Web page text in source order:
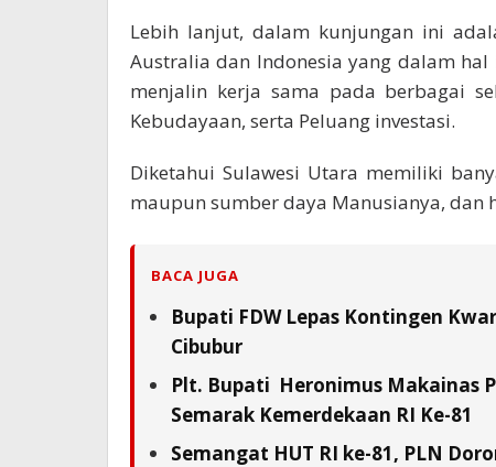
Lebih lanjut, dalam kunjungan ini
Australia dan Indonesia yang dalam
menjalin kerja sama pada berbagai
Kebudayaan, serta Peluang investasi.
Diketahui Sulawesi Utara memiliki
maupun sumber daya Manusianya, dan
BACA JUGA
Bupati FDW Lepas Kontingen
Cibubur
Plt. Bupati Heronimus Makainas
Semarak Kemerdekaan RI Ke-81
Semangat HUT RI ke-81, PLN